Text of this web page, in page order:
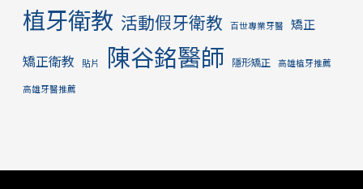
植牙衛教 活動假牙衛教 百世專業牙醫 矯正
矯正衛教 貼片 陳谷銘醫師 隱形矯正 高雄植牙推薦
高雄牙醫推薦